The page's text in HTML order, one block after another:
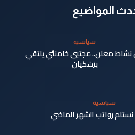
المواضيع
سياسية
نشاط معلن.. مجتبى خامنئي يلتقي
بزشكيان
سياسية
نستلم رواتب الشهر الماضي